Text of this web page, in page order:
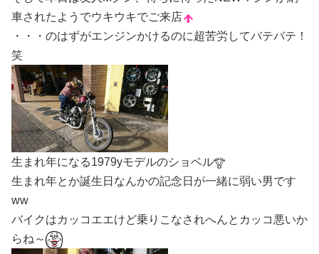
車されたようでウキウキでご来店
・・・のはずがエンジンかけるのに超苦労してバテバテ！
笑
生まれ年になる1979yモデルのショベル
生まれ年とか誕生日なんかの記念日が一緒に弱い男です
ww
バイクはカッコエエけど乗りこなされへんとカッコ悪いか
らね～